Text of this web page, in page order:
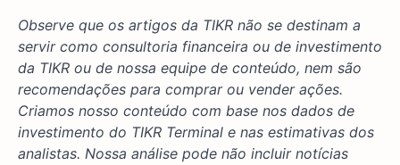
Observe que os artigos da TIKR não se destinam a
servir como consultoria financeira ou de investimento
da TIKR ou de nossa equipe de conteúdo, nem são
recomendações para comprar ou vender ações.
Criamos nosso conteúdo com base nos dados de
investimento do TIKR Terminal e nas estimativas dos
analistas. Nossa análise pode não incluir notícias